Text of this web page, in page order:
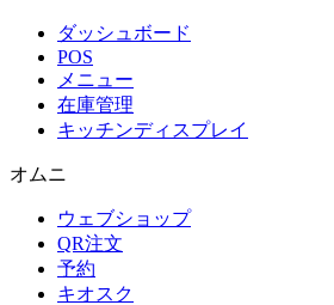
ダッシュボード
POS
メニュー
在庫管理
キッチンディスプレイ
オムニ
ウェブショップ
QR注文
予約
キオスク